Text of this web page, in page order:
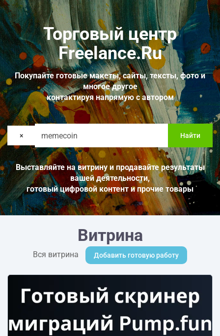
Торговый центр
Freelance.Ru
Покупайте готовые макеты, сайты, тексты, фото и
многое другое
контактируя напрямую с автором
× Найти
Выставляйте на витрину и продавайте результаты
вашей деятельности,
готовый цифровой контент и прочие товары
Витрина
Вся витрина Добавить готовую работу